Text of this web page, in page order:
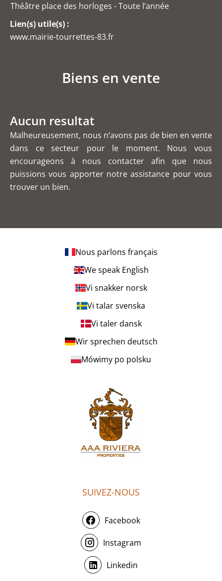
Théâtre place des horloges - Toute l’année
Lien(s) utile(s) :
www.mairie-tourrettes-83.fr
Biens en vente
Aucun resultat
Malheureusement, nous n’avons pas de bien en vente
dans ce secteur pour le moment. Nous vous
encourageons à nous contacter afin que nous
puissions vous apporter notre assistance pour vous
trouver un bien.
Nous parlons français
We speak English
Vi snakker norsk
Vi talar svenska
Vi taler dansk
Wir sprechen deutsch
Mówimy po polsku
SUIVEZ-NOUS
Facebook
Instagram
Linkedin